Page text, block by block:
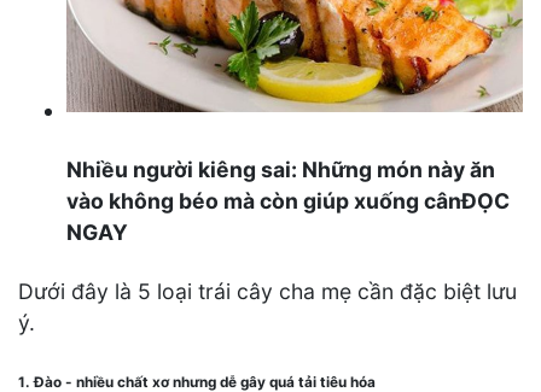
Nhiều người kiêng sai: Những món này ăn
vào không béo mà còn giúp xuống cânĐỌC
NGAY
Dưới đây là 5 loại trái cây cha mẹ cần đặc biệt lưu
ý.
1. Đào - nhiều chất xơ nhưng dễ gây quá tải tiêu hóa